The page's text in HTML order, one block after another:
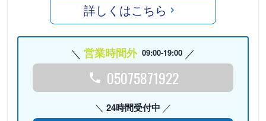
詳しくはこちら
営業時間外 09:00-19:00
05075871922
24時間受付中